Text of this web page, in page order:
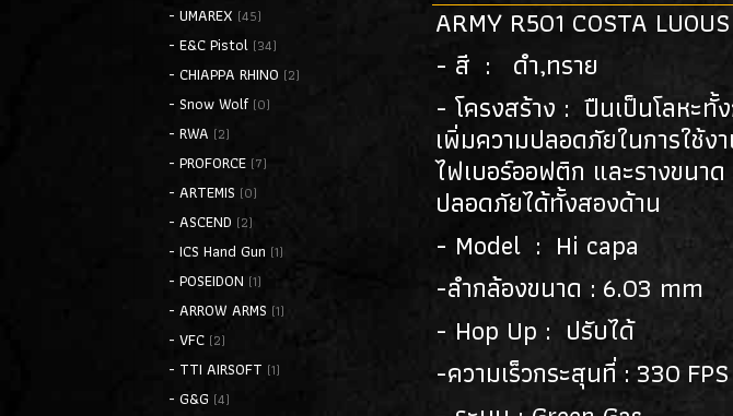
- UMAREX (45)
- E&C Pistol (34)
- CHIAPPA RHINO (2)
- Snow Wolf (0)
- RWA (2)
- PROFORCE (7)
- ARTEMIS (0)
- ASCEND (2)
- ICS Hand Gun (1)
- POSEIDON (1)
- ARROW ARMS (1)
- VFC (2)
- TTI AIRSOFT (1)
- G&G (4)
ARMY R501 COSTA
- สี : ดำ,ทราย
- โครงสร้าง : ปืนเป็นโลหะทั้
เพิ่มความปลอดภัยในการใช้
ไฟเบอร์ออฟติก และรางขนา
ปลอดภัยได้ทั้งสองด้าน
- Model : Hi capa
-ลำกล้องขนาด : 6.03 mm
- Hop Up : ปรับได้
-ความเร็วกระสุนที่ : 330